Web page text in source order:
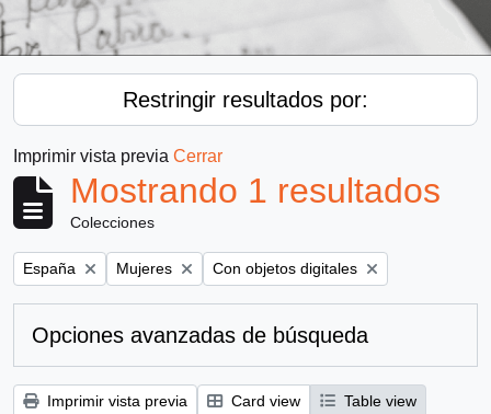
Restringir resultados por:
Imprimir vista previa Cerrar
Mostrando 1 resultados
Colecciones
Remove filter:
España Remove filter:
Mujeres Remove filter:
Con objetos digitales
Opciones avanzadas de búsqueda
Imprimir vista previa Card view
Table view